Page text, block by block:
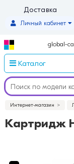
Доставка
Личный кабинет
global-
Каталог
Интернет-магазин
Картридж